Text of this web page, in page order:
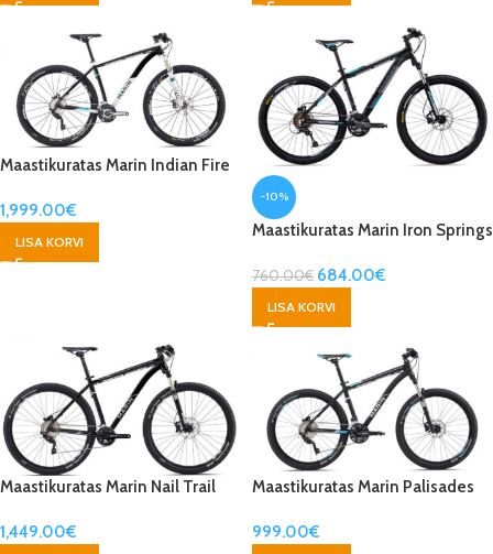
Maastikuratas Marin Indian Fire
1,999.00€
LISA KORVI
-10%
Maastikuratas Marin Iron Springs
760.00€ 684.00€
LISA KORVI
Maastikuratas Marin Nail Trail
1,449.00€
Maastikuratas Marin Palisades
999.00€